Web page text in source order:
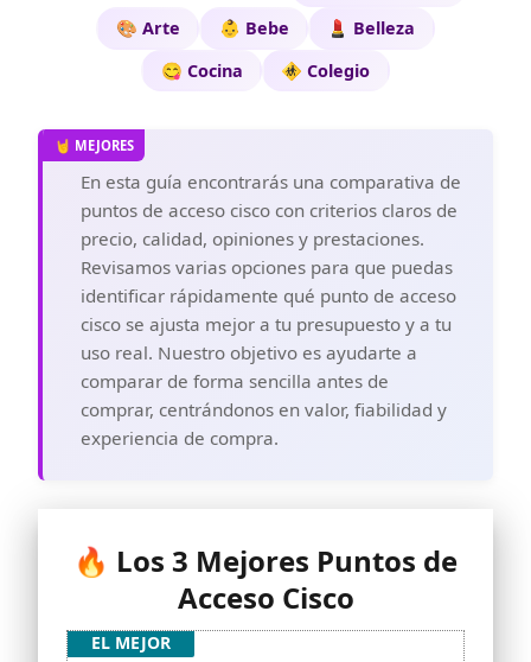
🎨 Arte
👶 Bebe
💄 Belleza
😋 Cocina
🚸 Colegio
En esta guía encontrarás una comparativa de
puntos de acceso cisco con criterios claros de
precio, calidad, opiniones y prestaciones.
Revisamos varias opciones para que puedas
identificar rápidamente qué punto de acceso
cisco se ajusta mejor a tu presupuesto y a tu
uso real. Nuestro objetivo es ayudarte a
comparar de forma sencilla antes de
comprar, centrándonos en valor, fiabilidad y
experiencia de compra.
🔥 Los 3 Mejores Puntos de
Acceso Cisco
EL MEJOR